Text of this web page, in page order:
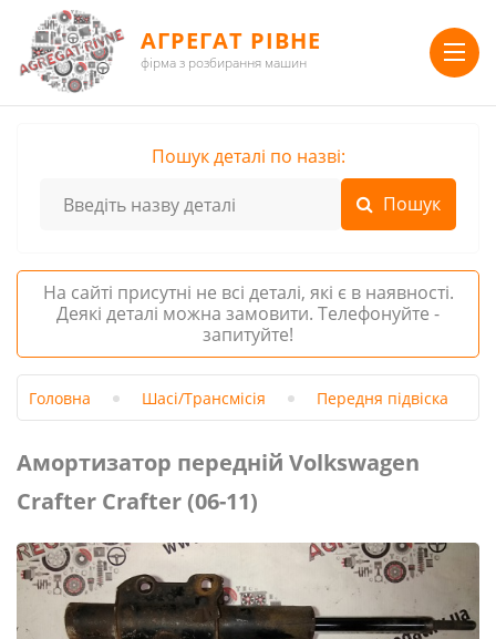
АГРЕГАТ РІВНЕ
фірма з розбирання машин
Пошук деталі по назві:
На сайті присутні не всі деталі, які є в наявності.
Деякі деталі можна замовити. Телефонуйте -
запитуйте!
Головна Шасі/Трансмісія Передня підвіска
Амортизатор передній Volkswagen
Crafter Crafter (06-11)